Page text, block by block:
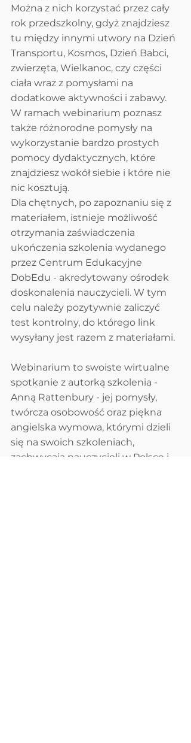
Można z nich korzystać przez cały
rok przedszkolny, gdyż znajdziesz
tu między innymi utwory na Dzień
Transportu, Kosmos, Dzień Babci,
zwierzęta, Wielkanoc, czy części
ciała wraz z pomysłami na
dodatkowe aktywności i zabawy.
W ramach webinarium poznasz
także różnorodne pomysły na
wykorzystanie bardzo prostych
pomocy dydaktycznych, które
znajdziesz wokół siebie i które nie
nic kosztują.
Dla chętnych, po zapoznaniu się z
materiałem, istnieje możliwość
otrzymania zaświadczenia
ukończenia szkolenia wydanego
przez Centrum Edukacyjne
DobEdu - akredytowany ośrodek
doskonalenia nauczycieli. W tym
celu należy pozytywnie zaliczyć
test kontrolny, do którego link
wysyłany jest razem z materiałami.
Webinarium to swoiste wirtualne
spotkanie z autorką szkolenia -
Anną Rattenbury - jej pomysły,
twórcza osobowość oraz piękna
angielska wymowa, którymi dzieli
się na swoich szkoleniach,
zachwycają nauczycieli w Polsce i